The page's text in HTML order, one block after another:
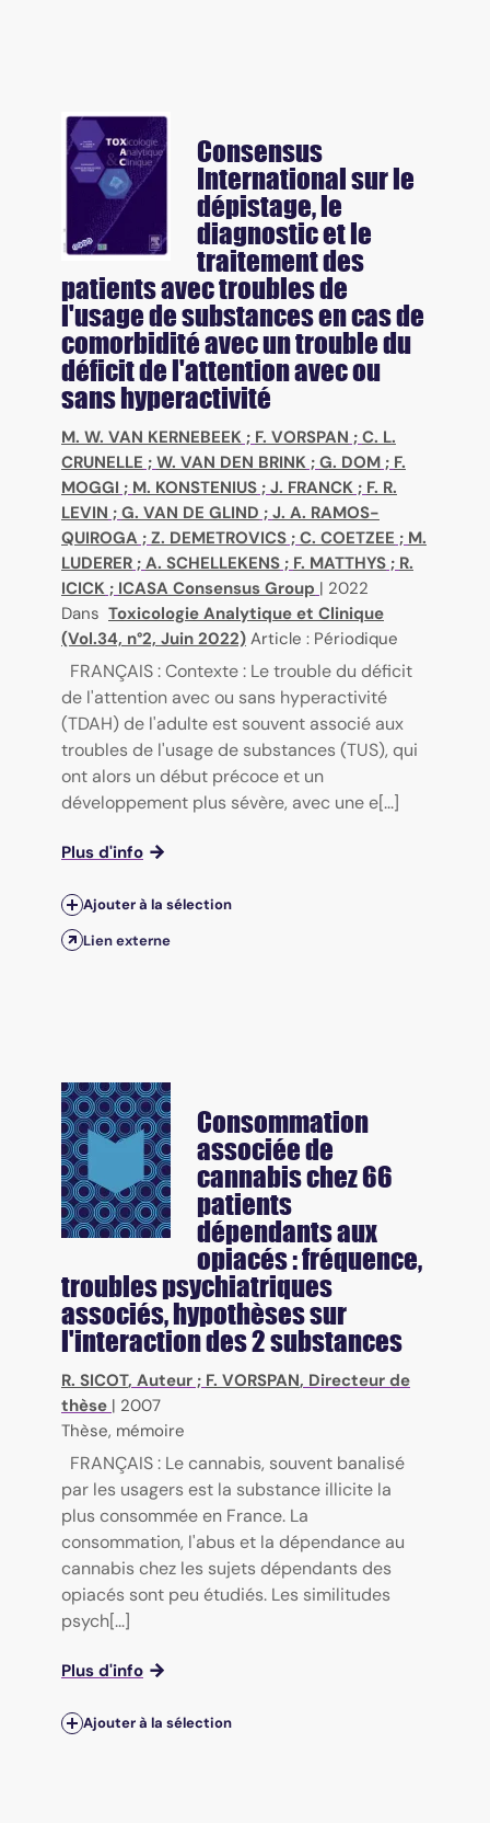
Consensus
International sur le
dépistage, le
diagnostic et le
traitement des
patients avec troubles de
l'usage de substances en cas de
comorbidité avec un trouble du
déficit de l'attention avec ou
sans hyperactivité
M. W. VAN KERNEBEEK ; F. VORSPAN ; C. L.
CRUNELLE ; W. VAN DEN BRINK ; G. DOM ; F.
MOGGI ; M. KONSTENIUS ; J. FRANCK ; F. R.
LEVIN ; G. VAN DE GLIND ; J. A. RAMOS-
QUIROGA ; Z. DEMETROVICS ; C. COETZEE ; M.
LUDERER ; A. SCHELLEKENS ; F. MATTHYS ; R.
ICICK ; ICASA Consensus Group | 2022
Dans Toxicologie Analytique et Clinique
(Vol.34, n°2, Juin 2022) Article : Périodique
FRANÇAIS : Contexte : Le trouble du déficit
de l'attention avec ou sans hyperactivité
(TDAH) de l'adulte est souvent associé aux
troubles de l'usage de substances (TUS), qui
ont alors un début précoce et un
développement plus sévère, avec une e[...]
Plus d'info
Ajouter à la sélection
Lien externe
Consommation
associée de
cannabis chez 66
patients
dépendants aux
opiacés : fréquence,
troubles psychiatriques
associés, hypothèses sur
l'interaction des 2 substances
R. SICOT, Auteur ; F. VORSPAN, Directeur de
thèse | 2007
Thèse, mémoire
FRANÇAIS : Le cannabis, souvent banalisé
par les usagers est la substance illicite la
plus consommée en France. La
consommation, l'abus et la dépendance au
cannabis chez les sujets dépendants des
opiacés sont peu étudiés. Les similitudes
psych[...]
Plus d'info
Ajouter à la sélection